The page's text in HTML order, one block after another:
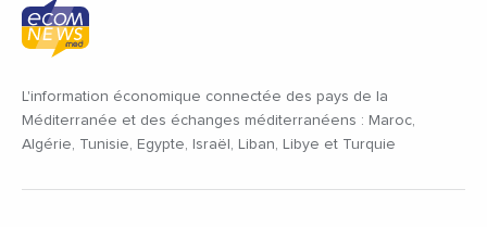
L'information économique connectée des pays de la
Méditerranée et des échanges méditerranéens : Maroc,
Algérie, Tunisie, Egypte, Israël, Liban, Libye et Turquie